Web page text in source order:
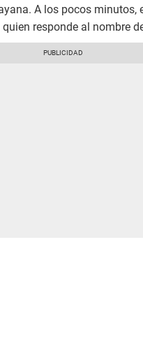
A los pocos minutos,
responde al nombre